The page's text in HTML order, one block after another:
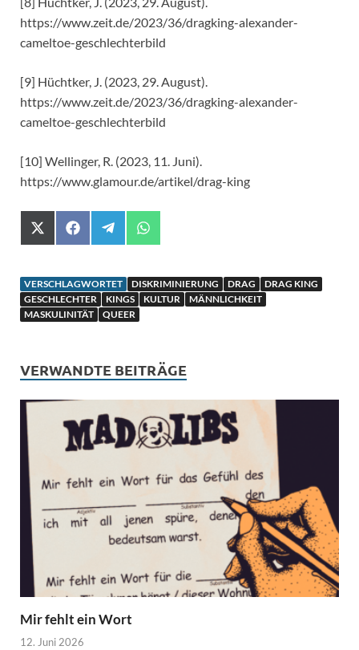
https://www.zeit.de/2023/36/dragking-alexander-
cameltoe-geschlechterbild
[9] Hüchtker, J. (2023, 29. August).
https://www.zeit.de/2023/36/dragking-alexander-
cameltoe-geschlechterbild
[10] Wellinger, R. (2023, 11. Juni).
https://www.glamour.de/artikel/drag-king
X
(
i
t
t
e
F
a
b
o
o
k
e
g
r
a
m
W
h
s
A
p
VERSCHLAGWORTET DISKRIMINIERUNG DRAG
DRAG KING
GESCHLECHTER
KINGS KULTUR
MÄNNLICHKEIT
MASKULINITÄT
QUEER
VERWANDTE BEITRÄGE
Mir fehlt ein Wort
12. Juni 2026